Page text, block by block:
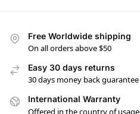
Free Worldwide shipping
On all orders above $50
Easy 30 days returns
30 days money back guarantee
International Warranty
Offered in the country of usage